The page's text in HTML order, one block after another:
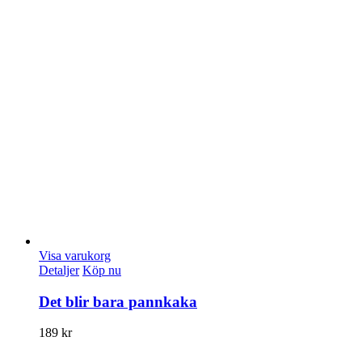
Visa varukorg
Detaljer Köp nu
Det blir bara pannkaka
189 kr